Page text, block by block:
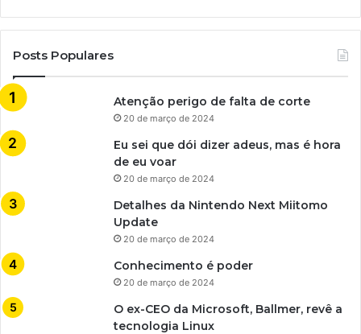
Posts Populares
Atenção perigo de falta de corte
20 de março de 2024
Eu sei que dói dizer adeus, mas é hora
de eu voar
20 de março de 2024
Detalhes da Nintendo Next Miitomo
Update
20 de março de 2024
Conhecimento é poder
20 de março de 2024
O ex-CEO da Microsoft, Ballmer, revê a
tecnologia Linux